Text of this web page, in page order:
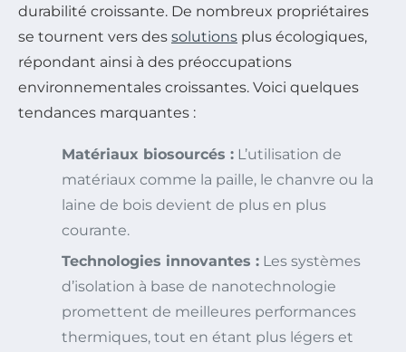
durabilité croissante. De nombreux propriétaires
se tournent vers des solutions plus écologiques,
répondant ainsi à des préoccupations
environnementales croissantes. Voici quelques
tendances marquantes :
Matériaux biosourcés : L’utilisation de
matériaux comme la paille, le chanvre ou la
laine de bois devient de plus en plus
courante.
Technologies innovantes : Les systèmes
d’isolation à base de nanotechnologie
promettent de meilleures performances
thermiques, tout en étant plus légers et